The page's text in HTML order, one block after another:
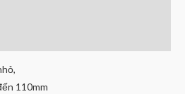
110mm